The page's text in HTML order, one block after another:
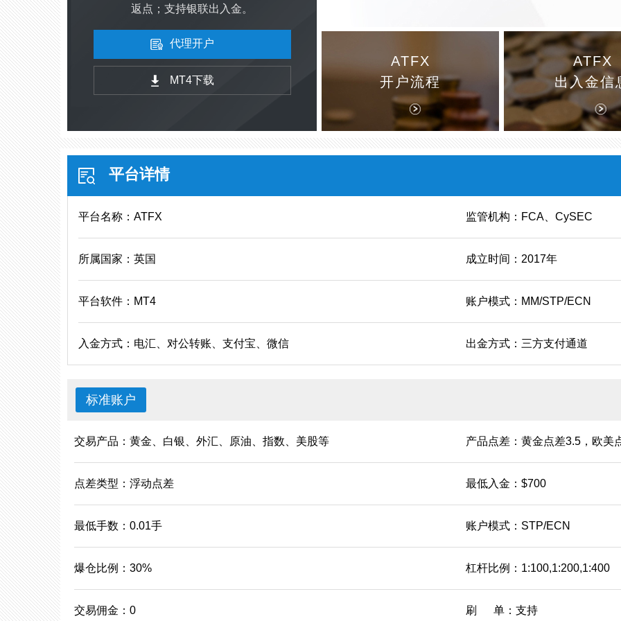
返点；支持银联出入金。
代理开户
MT4下载
ATFX
开户流程
ATFX
出入金信
平台详情
平台名称：ATFX 监管机构：FCA、CySEC
所属国家：英国 成立时间：2017年
平台软件：MT4 账户模式：MM/STP/ECN
入金方式：电汇、对公转账、支付宝、微信 出金方式：三方支付通道
标准账户
交易产品：黄金、白银、外汇、原油、指数、美股等 产品点差：黄金点差3.5，欧美
点差类型：浮动点差 最低入金：$700
最低手数：0.01手 账户模式：STP/ECN
爆仓比例：30% 杠杆比例：1:100,1:200,1:400
交易佣金：0 刷 单：支持